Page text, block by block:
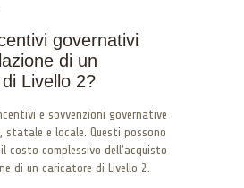
governativi
di un
Livello 2?
e sovvenzioni governative
statale e locale. Questi possono
costo complessivo dell’acquisto
di un caricatore di Livello 2.